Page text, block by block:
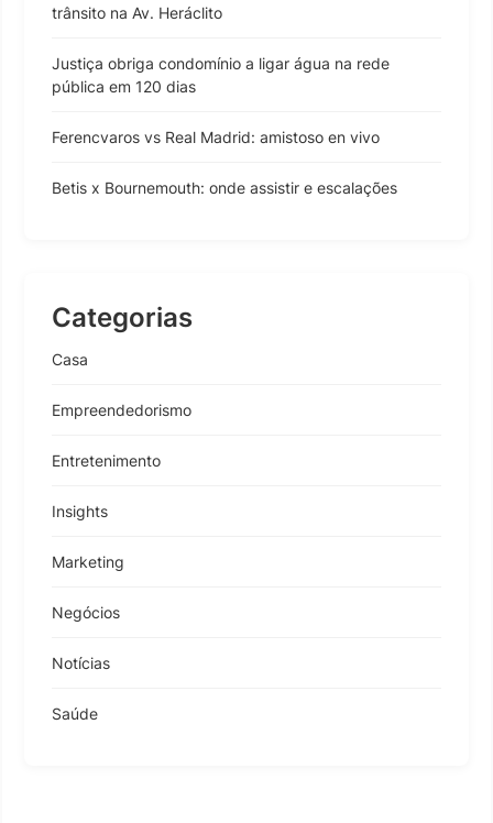
trânsito na Av. Heráclito
Justiça obriga condomínio a ligar água na rede
pública em 120 dias
Ferencvaros vs Real Madrid: amistoso en vivo
Betis x Bournemouth: onde assistir e escalações
Categorias
Casa
Empreendedorismo
Entretenimento
Insights
Marketing
Negócios
Notícias
Saúde